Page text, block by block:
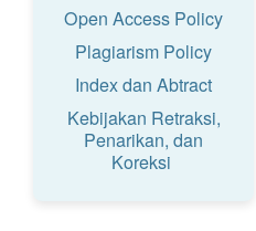
Open Access Policy
Plagiarism Policy
Index dan Abtract
Kebijakan Retraksi,
Penarikan, dan
Koreksi